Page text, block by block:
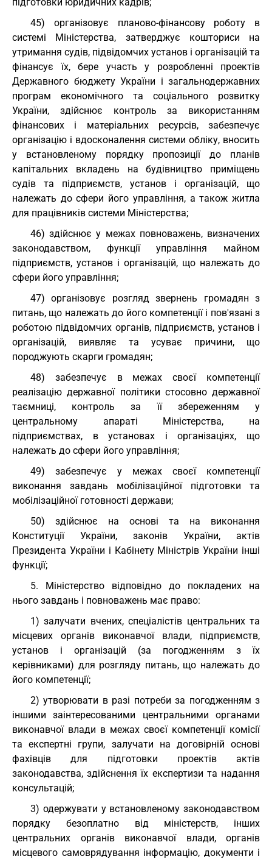
45) організовує планово-фінансову роботу в
системі Міністерства, затверджує кошториси на
утримання судів, підвідомчих установ і організацій та
фінансує їх, бере участь у розробленні проектів
Державного бюджету України і загальнодержавних
програм економічного та соціального розвитку
України, здійснює контроль за використанням
фінансових і матеріальних ресурсів, забезпечує
організацію і вдосконалення системи обліку, вносить
у встановленому порядку пропозиції до планів
капітальних вкладень на будівництво приміщень
судів та підприємств, установ і організацій, що
належать до сфери його управління, а також житла
для працівників системи Міністерства;
46) здійснює у межах повноважень, визначених
законодавством, функції управління майном
підприємств, установ і організацій, що належать до
сфери його управління;
47) організовує розгляд звернень громадян з
питань, що належать до його компетенції і пов'язані з
роботою підвідомчих органів, підприємств, установ і
організацій, виявляє та усуває причини, що
породжують скарги громадян;
48) забезпечує в межах своєї компетенції
реалізацію державної політики стосовно державної
таємниці, контроль за її збереженням у
центральному апараті Міністерства, на
підприємствах, в установах і організаціях, що
належать до сфери його управління;
49) забезпечує у межах своєї компетенції
виконання завдань мобілізаційної підготовки та
мобілізаційної готовності держави;
50) здійснює на основі та на виконання
Конституції України, законів України, актів
Президента України і Кабінету Міністрів України інші
функції;
5. Міністерство відповідно до покладених на
нього завдань і повноважень має право:
1) залучати вчених, спеціалістів центральних та
місцевих органів виконавчої влади, підприємств,
установ і організацій (за погодженням з їх
керівниками) для розгляду питань, що належать до
його компетенції;
2) утворювати в разі потреби за погодженням з
іншими заінтересованими центральними органами
виконавчої влади в межах своєї компетенції комісії
та експертні групи, залучати на договірній основі
фахівців для підготовки проектів актів
законодавства, здійснення їх експертизи та надання
консультацій;
3) одержувати у встановленому законодавством
порядку безоплатно від міністерств, інших
центральних органів виконавчої влади, органів
місцевого самоврядування інформацію, документи і